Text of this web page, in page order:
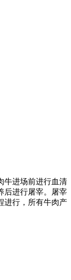
牛进场前进行血清
后进行屠宰。屠宰
进行，所有牛肉产